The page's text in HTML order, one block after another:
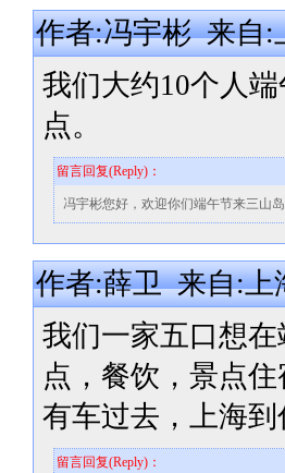
作者:冯宇彬 来自:
我们大约10个人
点。
留言回复(Reply)：
冯宇彬您好，欢迎你们端午节来三山
作者:薛卫 来自:上
我们一家五口想
点，餐饮，景点
有车过去，上海
留言回复(Reply)：